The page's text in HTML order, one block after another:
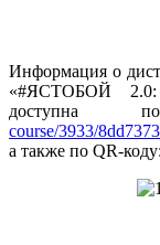
Информация о
«#ЯСТОБОЙ 2.0:
course/3933/
а также по QR-коду: